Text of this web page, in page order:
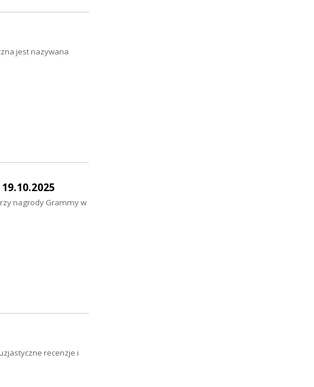
jest nazywana
nagrody Grammy w
recenzje i